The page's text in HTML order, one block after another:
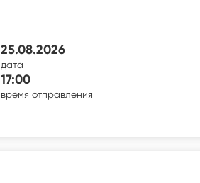
25.08.2026
дата
17:00
время отправления